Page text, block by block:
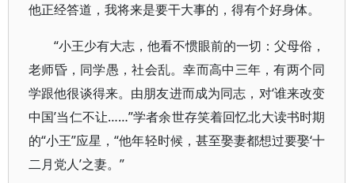
他正经答道，我将来是要干大事的，得有个好身体。
“小王少有大志，他看不惯眼前的一切：父母俗，
老师昏，同学愚，社会乱。幸而高中三年，有两个同
学跟他很谈得来。由朋友进而成为同志，对‘谁来改变
中国’当仁不让……”学者余世存笑着回忆北大读书时期
的“小王”应星，“他年轻时候，甚至娶妻都想过要娶‘十
二月党人’之妻。”